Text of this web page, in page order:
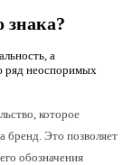
знака?
а
ряд неоспоримых
которое
бренд. Это позволяет
обозначения